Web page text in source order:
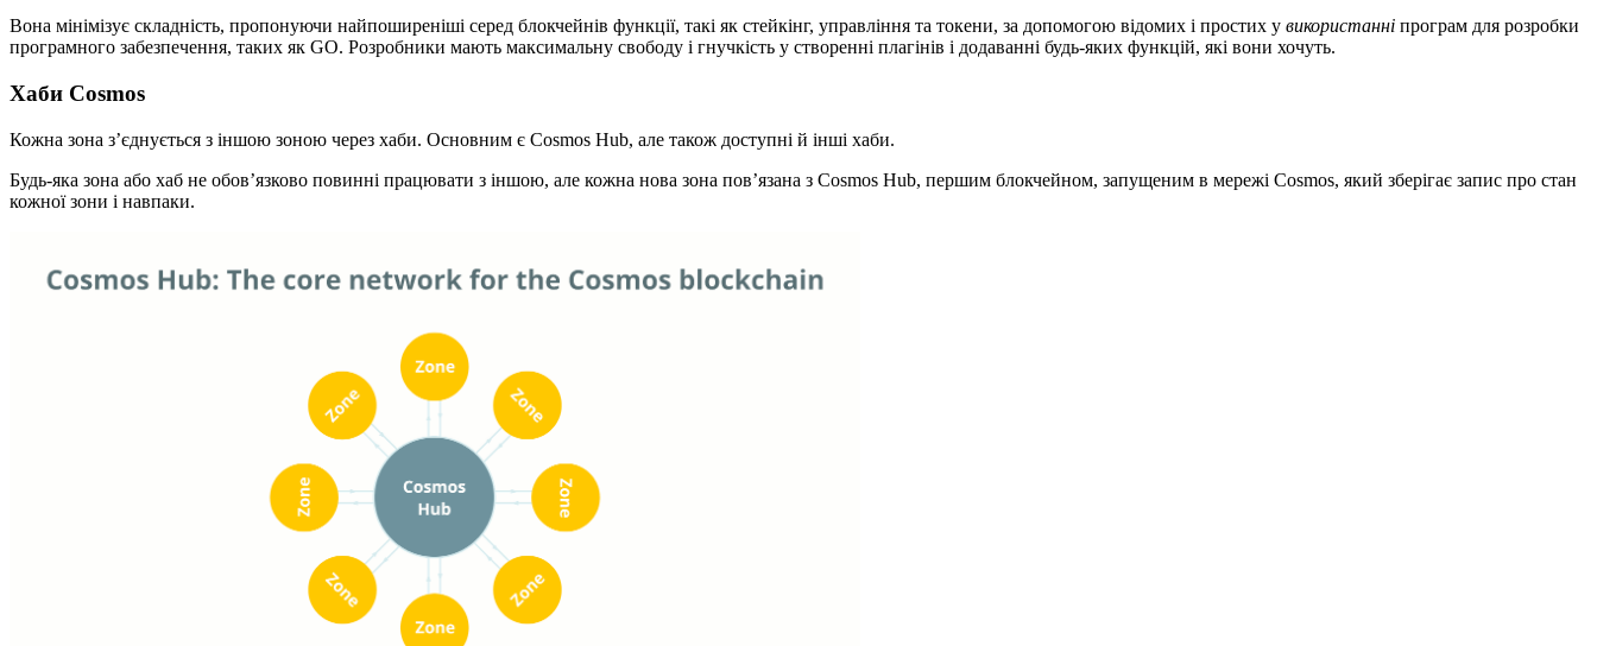
Вона мінімізує складність, пропонуючи найпоширеніші серед блокчейнів функції, такі як стейкінг, управління та токени, за допомогою відомих і простих у використанні програм для розробки
програмного забезпечення, таких як GO. Розробники мають максимальну свободу і гнучкість у створенні плагінів і додаванні будь-яких функцій, які вони хочуть.
Хаби Cosmos
Кожна зона з’єднується з іншою зоною через хаби. Основним є Cosmos Hub, але також доступні й інші хаби.
Будь-яка зона або хаб не обов’язково повинні працювати з іншою, але кожна нова зона пов’язана з Cosmos Hub, першим блокчейном, запущеним в мережі Cosmos, який зберігає запис про стан
кожної зони і навпаки.